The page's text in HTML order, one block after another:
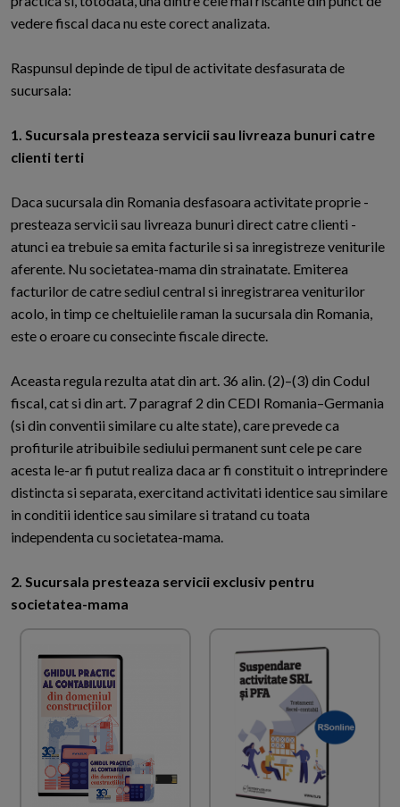
vedere fiscal daca nu este corect analizata.
Raspunsul depinde de tipul de activitate desfasurata de
sucursala:
1. Sucursala presteaza servicii sau livreaza bunuri catre
clienti terti
Daca sucursala din Romania desfasoara activitate proprie -
presteaza servicii sau livreaza bunuri direct catre clienti -
atunci ea trebuie sa emita facturile si sa inregistreze veniturile
aferente. Nu societatea-mama din strainatate. Emiterea
facturilor de catre sediul central si inregistrarea veniturilor
acolo, in timp ce cheltuielile raman la sucursala din Romania,
este o eroare cu consecinte fiscale directe.
Aceasta regula rezulta atat din art. 36 alin. (2)–(3) din Codul
fiscal, cat si din art. 7 paragraf 2 din CEDI Romania–Germania
(si din conventii similare cu alte state), care prevede ca
profiturile atribuibile sediului permanent sunt cele pe care
acesta le-ar fi putut realiza daca ar fi constituit o intreprindere
distincta si separata, exercitand activitati identice sau similare
in conditii identice sau similare si tratand cu toata
independenta cu societatea-mama.
2. Sucursala presteaza servicii exclusiv pentru
societatea-mama